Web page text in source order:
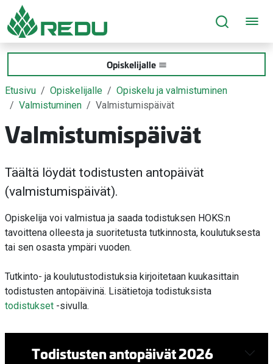
Siirry sivusisältöön
Opiskelijalle
Etusivu Opiskelijalle
Opiskelu ja valmistuminen
Valmistuminen
Valmistumispäivät
Valmistumispäivät
Täältä löydät todistusten antopäivät
(valmistumispäivät).
Opiskelija voi valmistua ja saada todistuksen HOKS:n
tavoittena olleesta ja suoritetusta tutkinnosta, koulutuksesta
tai sen osasta ympäri vuoden.
Tutkinto- ja koulutustodistuksia kirjoitetaan kuukasittain
todistusten antopäivinä. Lisätietoja todistuksista
todistukset -sivulla.
Todistusten antopäivät 2026